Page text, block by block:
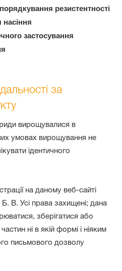
резистентності
застосування
за
вирощувалися в
умовах вирощування не
ідентичного
на даному веб-сайті
В. Усі права захищені; дана
зберігатися або
ні в якій формі і ніяким
письмового дозволу